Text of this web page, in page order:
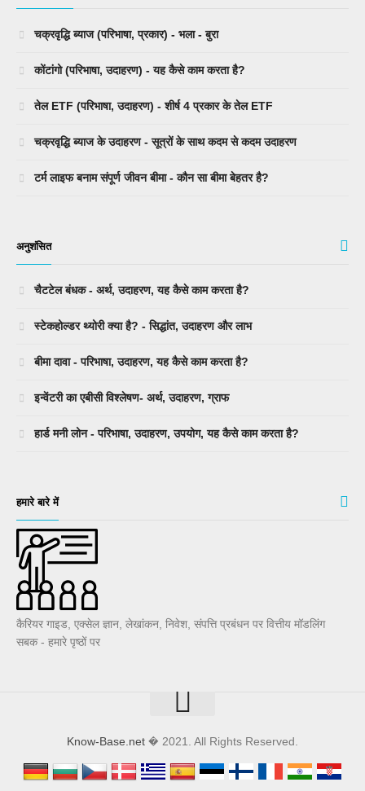
चक्रवृद्धि ब्याज (परिभाषा, प्रकार) - भला - बुरा
कोंटांगो (परिभाषा, उदाहरण) - यह कैसे काम करता है?
तेल ETF (परिभाषा, उदाहरण) - शीर्ष 4 प्रकार के तेल ETF
चक्रवृद्धि ब्याज के उदाहरण - सूत्रों के साथ कदम से कदम उदाहरण
टर्म लाइफ बनाम संपूर्ण जीवन बीमा - कौन सा बीमा बेहतर है?
अनुशंसित
चैटटेल बंधक - अर्थ, उदाहरण, यह कैसे काम करता है?
स्टेकहोल्डर थ्योरी क्या है? - सिद्धांत, उदाहरण और लाभ
बीमा दावा - परिभाषा, उदाहरण, यह कैसे काम करता है?
इन्वेंटरी का एबीसी विश्लेषण- अर्थ, उदाहरण, ग्राफ
हार्ड मनी लोन - परिभाषा, उदाहरण, उपयोग, यह कैसे काम करता है?
हमारे बारे में
कैरियर गाइड, एक्सेल ज्ञान, लेखांकन, निवेश, संपत्ति प्रबंधन पर वित्तीय मॉडलिंग
सबक - हमारे पृष्ठों पर
Know-Base.net � 2021. All Rights Reserved.